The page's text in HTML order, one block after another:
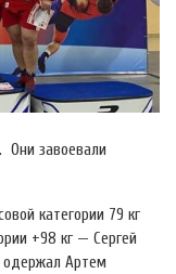
Они завоевали
категории 79 кг
+98 кг — Сергей
одержал Артем